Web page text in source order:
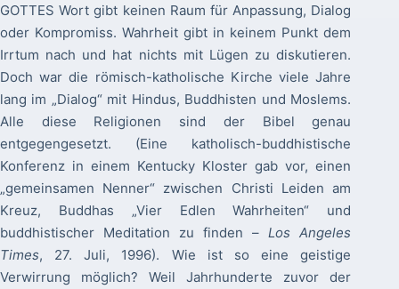
GOTTES Wort gibt keinen Raum für Anpassung, Dialog
oder Kompromiss. Wahrheit gibt in keinem Punkt dem
Irrtum nach und hat nichts mit Lügen zu diskutieren.
Doch war die römisch-katholische Kirche viele Jahre
lang im „Dialog“ mit Hindus, Buddhisten und Moslems.
Alle diese Religionen sind der Bibel genau
entgegengesetzt. (Eine katholisch-buddhistische
Konferenz in einem Kentucky Kloster gab vor, einen
„gemeinsamen Nenner“ zwischen Christi Leiden am
Kreuz, Buddhas „Vier Edlen Wahrheiten“ und
buddhistischer Meditation zu finden –Los Angeles
Times, 27. Juli, 1996). Wie ist so eine geistige
Verwirrung möglich? Weil Jahrhunderte zuvor der